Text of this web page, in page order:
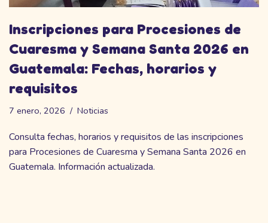
Inscripciones para Procesiones de
Cuaresma y Semana Santa 2026 en
Guatemala: Fechas, horarios y
requisitos
7 enero, 2026 Noticias
Consulta fechas, horarios y requisitos de las inscripciones
para Procesiones de Cuaresma y Semana Santa 2026 en
Guatemala. Información actualizada.